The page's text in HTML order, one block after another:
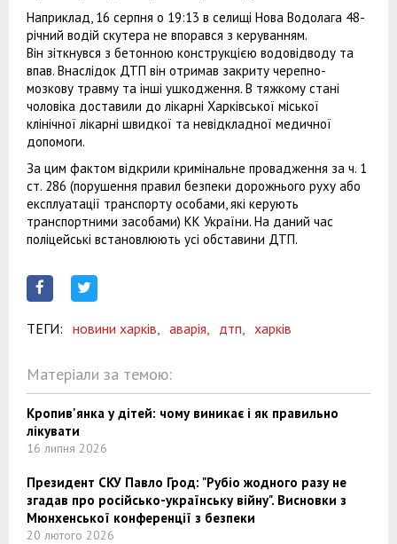
Наприклад, 16 серпня о 19:13 в селищі Нова Водолага 48-
річний водій скутера не впорався з керуванням.
Він зіткнувся з бетонною конструкцією водовідводу та
впав. Внаслідок ДТП він отримав закриту черепно-
мозкову травму та інші ушкодження. В тяжкому стані
чоловіка доставили до лікарні Харківської міської
клінічної лікарні швидкої та невідкладної медичної
допомоги.
За цим фактом відкрили кримінальне провадження за ч. 1
ст. 286 (порушення правил безпеки дорожнього руху або
експлуатації транспорту особами, які керують
транспортними засобами) КК України. На даний час
поліцейські встановлюють усі обставини ДТП.
ТЕГИ: новини харків, аварія, дтп, харків
Матеріали за темою:
Кропив'янка у дітей: чому виникає і як правильно
лікувати
16 липня 2026
Президент СКУ Павло Грод: "Рубіо жодного разу не
згадав про російсько-українську війну". Висновки з
Мюнхенської конференції з безпеки
20 лютого 2026